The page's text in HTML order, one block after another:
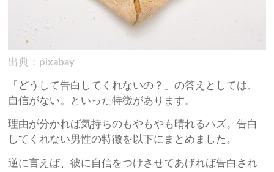
出典：pixabay
「どうして告白してくれないの？」の答えとしては、
自信がない。といった特徴があります。
理由が分かれば気持ちのもやもやも晴れるハズ。告白
してくれない男性の特徴を以下にまとめました。
逆に言えば、彼に自信をつけさせてあげれば告白され